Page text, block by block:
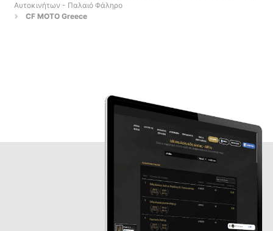
Αυτοκινήτων - Παλαιό Φάληρο
CF MOTO Greece